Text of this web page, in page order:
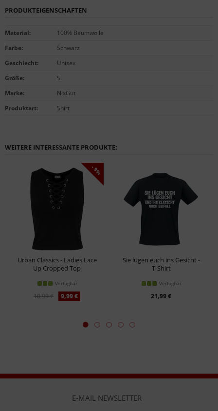
PRODUKTEIGENSCHAFTEN
Material:
100% Baumwolle
Farbe:
Schwarz
Geschlecht:
Unisex
Größe:
S
Marke:
NixGut
Produktart: Shirt
WEITERE INTERESSANTE PRODUKTE:
Urban Classics - Ladies Lace
Up Cropped Top
Verfügbar
10,99 € 9,99 €
- 9%
Sie lügen euch ins Gesicht -
T-Shirt
Verfügbar
21,99 €
E-MAIL NEWSLETTER